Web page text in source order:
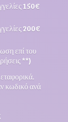
150€
200€
επί του
**)
κωδικό ανά